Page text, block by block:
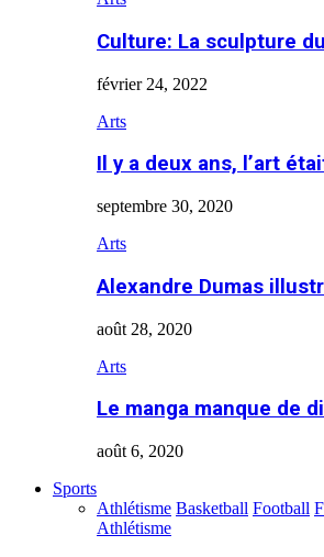
Culture: La sculpture
février 24, 2022
Arts
Il y a deux ans, l’art
septembre 30, 2020
Arts
Alexandre Dumas
août 28, 2020
Arts
Le manga manque de
août 6, 2020
Sports
Athlétisme Basketball Football
Athlétisme